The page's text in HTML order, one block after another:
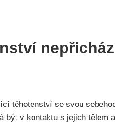
těhotenství se svou
být v kontaktu s jejich